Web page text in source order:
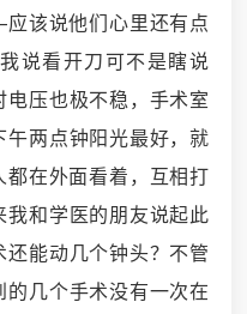
该说他们心里还有点
说看开刀可不是瞎说
压也极不稳，手术室
两点钟阳光最好，就
在外面看着，互相打
和学医的朋友说起此
能动几个钟头？不管
几个手术没有一次在